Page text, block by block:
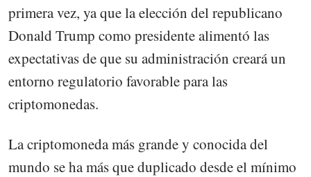
primera vez, ya que la elección del republicano
Donald Trump como presidente alimentó las
expectativas de que su administración creará un
entorno regulatorio favorable para las
criptomonedas.
La criptomoneda más grande y conocida del
mundo se ha más que duplicado desde el mínimo